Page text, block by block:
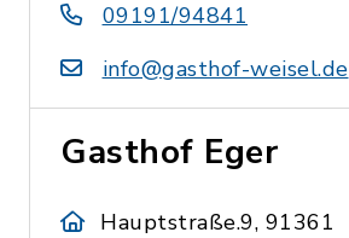
09191/94841
info@gasthof-weisel.de
Gasthof Eger
Hauptstraße.9, 91361